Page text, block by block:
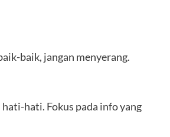
baik, jangan menyerang.
hati. Fokus pada info yang